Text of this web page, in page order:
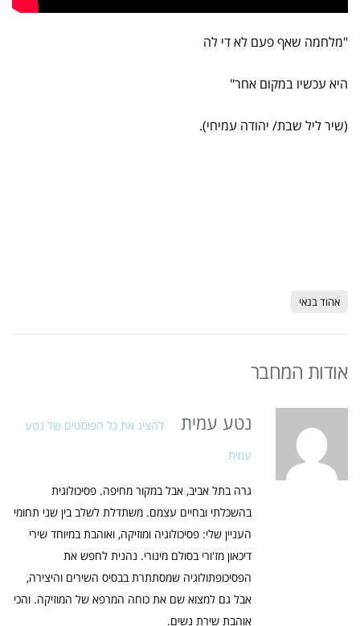
"מלחמה שאף פעם לא די לה
היא עכשיו במקום אחר"
(שיר ליל שבת/ יהודה עמיחי).
אהוד בנאי
אודות המחבר
נטע עמית
להציג את כל הפוסטים של נטע
עמית
גרה בתל אביב, אבל במקור מחיפה. פסיכולוגית
בהשכלתי ובחיים עצמם. משתדלת לשלב בין שני תחומי
העניין שלי: פסיכולוגיה ומוזיקה, ואוהבת במיוחד שירי
דיכאון מז'ורי בסולם מינורי. נהנית לחפש את
הפסיכופתולוגיה שמסתתרת בבסיס השירים והיצירה,
אבל גם למצוא שם את כוחה המרפא של המוזיקה. והכי
אוהבת שירת נשים.